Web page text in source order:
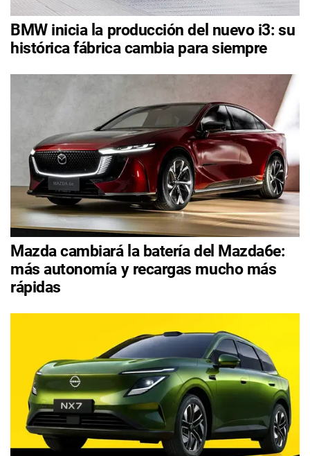
BMW inicia la producción del nuevo i3: su
histórica fábrica cambia para siempre
Mazda cambiará la batería del Mazda6e:
más autonomía y recargas mucho más
rápidas